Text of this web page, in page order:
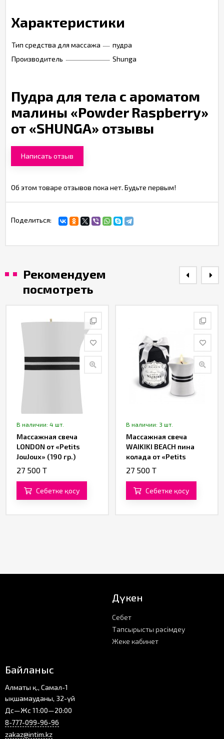
Характеристики
Тип средства для массажа
пудра
Производитель
Shunga
Пудра для тела с ароматом
малины «Powder Raspberry»
от «SHUNGA» отзывы
Написать отзыв
Об этом товаре отзывов пока нет. Будьте первым!
Поделиться:
Рекомендуем
посмотреть
В наличии: 4 шт.
Массажная свеча
LONDON от «Petits
JouJoux» (190 гр.)
27 500 T
Себетке қосу
В наличии: 3 шт.
Массажная свеча
WAIKIKI BEACH пина
колада от «Petits
JouJoux» (190 гр.)
27 500 T
Себетке қосу
Дүкен
Себет
Тапсырысты рәсімдеу
Жеке кабинет
Байланыс
Алматы қ., Самал-1
ықшамауданы, 32-үй
Дс—Жс 11:00—20:00
8-777-099-96-96
zakaz@intim.kz